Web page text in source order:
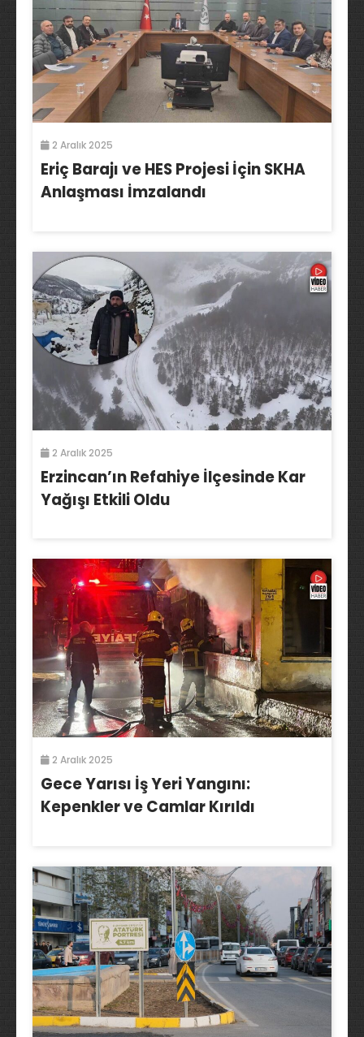
2 Aralık 2025
Eriç Barajı ve HES Projesi İçin SKHA
Anlaşması İmzalandı
2 Aralık 2025
Erzincan’ın Refahiye İlçesinde Kar
Yağışı Etkili Oldu
2 Aralık 2025
Gece Yarısı İş Yeri Yangını:
Kepenkler ve Camlar Kırıldı